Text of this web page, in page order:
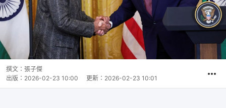
撰文： 張子傑
出版： 2026-02-23 10:00 更新： 2026-02-23 10:01